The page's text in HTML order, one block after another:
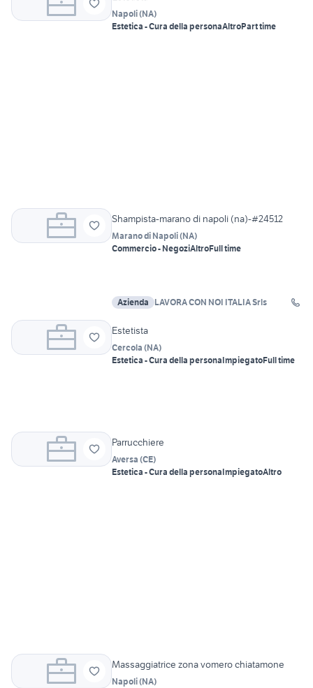
Napoli(NA)
Estetica - Cura della personaAltroPart time
Shampista-marano di napoli (na)-#24512
Marano di Napoli(NA)
Commercio - NegoziAltroFull time
Azienda LAVORA CON NOI ITALIA Srls
Estetista
Cercola (NA)
Estetica - Cura della personaImpiegatoFull time
Parrucchiere
Aversa (CE)
Estetica - Cura della personaImpiegatoAltro
Massaggiatrice zona vomero chiatamone
Napoli(NA)